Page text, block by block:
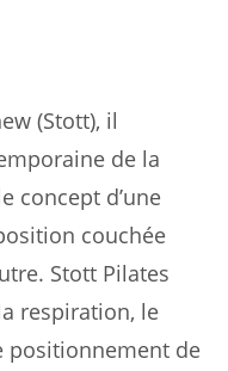
(Stott), il
de la
concept d’une
couchée
Stott Pilates
respiration, le
positionnement de